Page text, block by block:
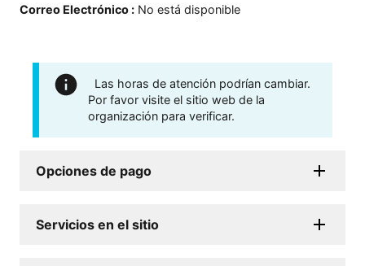
Correo Electrónico : No está disponible
Las horas de atención podrían cambiar.
Por favor visite el sitio web de la
organización para verificar.
Opciones de pago
Servicios en el sitio